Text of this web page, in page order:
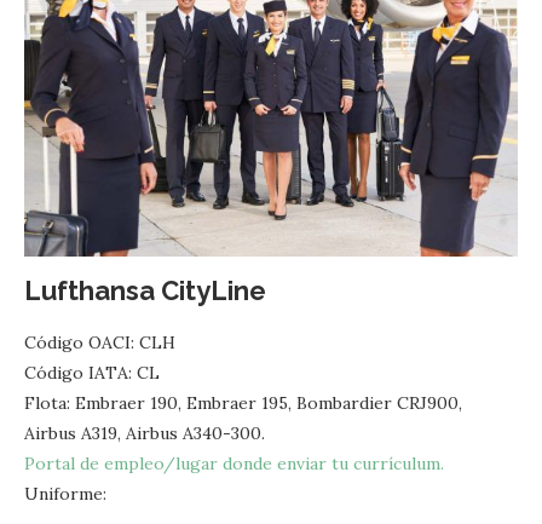
Lufthansa CityLine
Código OACI: CLH
Código IATA: CL
Flota: Embraer 190, Embraer 195, Bombardier CRJ900,
Airbus A319, Airbus A340-300.
Portal de empleo/lugar donde enviar tu currículum.
Uniforme: